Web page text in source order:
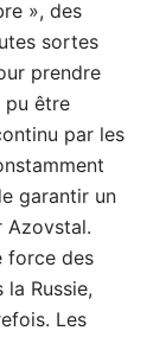
», des
sortes
prendre
pu être
par les
garantir un
Azovstal.
force des
Russie,
Les